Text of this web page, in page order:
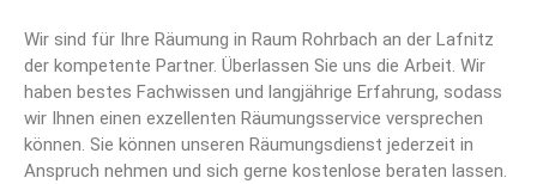
Wir sind für Ihre Räumung in Raum Rohrbach an der Lafnitz
der kompetente Partner. Überlassen Sie uns die Arbeit. Wir
haben bestes Fachwissen und langjährige Erfahrung, sodass
wir Ihnen einen exzellenten Räumungsservice versprechen
können. Sie können unseren Räumungsdienst jederzeit in
Anspruch nehmen und sich gerne kostenlose beraten lassen.